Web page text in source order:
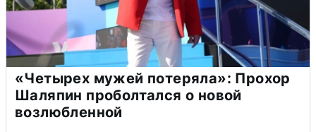
«Четырех мужей потеряла»: Прохор
Шаляпин проболтался о новой
возлюбленной